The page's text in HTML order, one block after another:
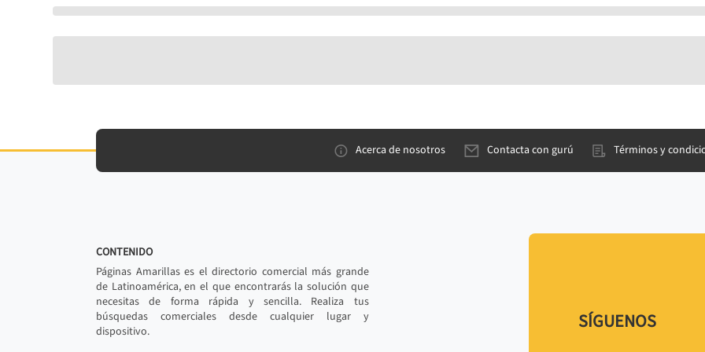
Acerca de nosotros Contacta con gurú Términos y
CONTENIDO
Páginas Amarillas es el directorio comercial más grande
de Latinoamérica, en el que encontrarás la solución que
necesitas de forma rápida y sencilla. Realiza tus
búsquedas comerciales desde cualquier lugar y
dispositivo.
SÍGUENOS